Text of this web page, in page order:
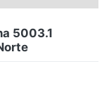
5003.1